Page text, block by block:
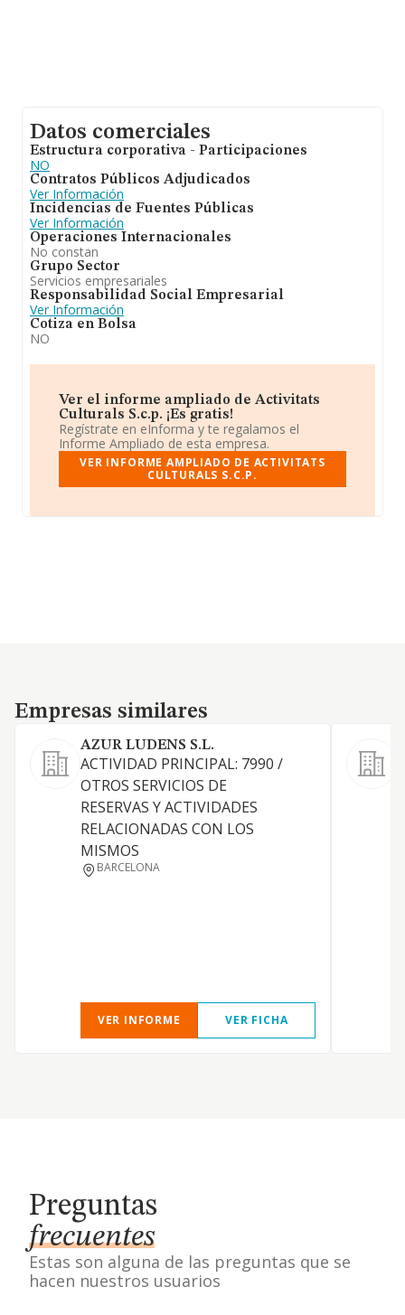
Datos comerciales
Estructura corporativa - Participaciones
NO
Contratos Públicos Adjudicados
Ver Información
Incidencias de Fuentes Públicas
Ver Información
Operaciones Internacionales
No constan
Grupo Sector
Servicios empresariales
Responsabilidad Social Empresarial
Ver Información
Cotiza en Bolsa
NO
Ver el informe ampliado de Activitats
Culturals S.c.p. ¡Es gratis!
Regístrate en eInforma y te regalamos el
Informe Ampliado de esta empresa.
VER INFORME AMPLIADO DE ACTIVITATS
CULTURALS S.C.P.
Empresas similares
Empresas similares
AZUR LUDENS S.L.
ACTIVIDAD PRINCIPAL: 7990 /
OTROS SERVICIOS DE
RESERVAS Y ACTIVIDADES
RELACIONADAS CON LOS
MISMOS
BARCELONA
VER INFORME VER FICHA
Preguntas
frecuentes
Estas son alguna de las preguntas que se
hacen nuestros usuarios